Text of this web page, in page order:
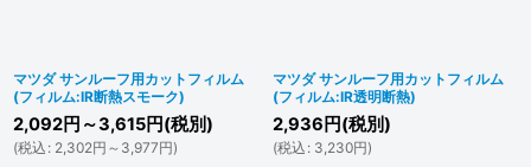
マツダ サンルーフ用カットフィルム
(フィルム:IR断熱スモーク)
2,092円 ～3,615円(税別)
(税込 : 2,302円 ～3,977円)
マツダ サンルーフ用カットフィルム
(フィルム:IR透明断熱)
2,936 円(税別)
(税込 : 3,230円)